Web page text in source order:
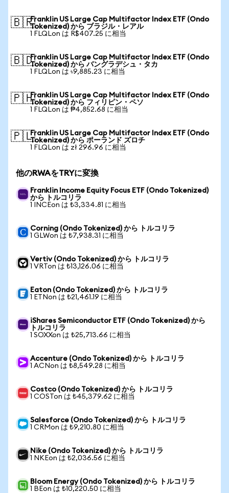
🇧🇷Franklin US Large Cap Multifactor Index ETF (Ondo
Tokenized) から ブラジル・レアル
1 FLQLon は R$407.25 に相当
🇧🇩Franklin US Large Cap Multifactor Index ETF (Ondo
Tokenized) から バングラデシュ・タカ
1 FLQLon は ৳9,885.23 に相当
🇵🇭Franklin US Large Cap Multifactor Index ETF (Ondo
Tokenized) から フィリピン・ペソ
1 FLQLon は ₱4,852.68 に相当
🇵🇱Franklin US Large Cap Multifactor Index ETF (Ondo
Tokenized) から ポーランド ズロチ
1 FLQLon は zł 296.96 に相当
他のRWAをTRYに変換
Franklin Income Equity Focus ETF (Ondo Tokenized)
から トルコリラ
1 INCEon は ₺3,334.81 に相当
Corning (Ondo Tokenized) から トルコリラ
1 GLWon は ₺7,938.31 に相当
Vertiv (Ondo Tokenized) から トルコリラ
1 VRTon は ₺13,126.06 に相当
Eaton (Ondo Tokenized) から トルコリラ
1 ETNon は ₺21,461.19 に相当
iShares Semiconductor ETF (Ondo Tokenized) から
トルコリラ
1 SOXXon は ₺25,713.66 に相当
Accenture (Ondo Tokenized) から トルコリラ
1 ACNon は ₺8,549.28 に相当
Costco (Ondo Tokenized) から トルコリラ
1 COSTon は ₺45,379.62 に相当
Salesforce (Ondo Tokenized) から トルコリラ
1 CRMon は ₺9,210.80 に相当
Nike (Ondo Tokenized) から トルコリラ
1 NKEon は ₺2,036.56 に相当
Bloom Energy (Ondo Tokenized) から トルコリラ
1 BEon は ₺10,220.50 に相当